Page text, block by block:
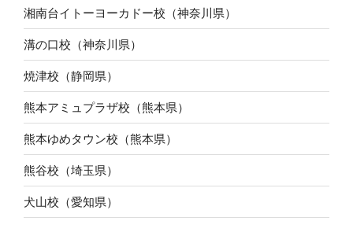
湘南台イトーヨーカドー校（神奈川県）
溝の口校（神奈川県）
焼津校（静岡県）
熊本アミュプラザ校（熊本県）
熊本ゆめタウン校（熊本県）
熊谷校（埼玉県）
犬山校（愛知県）